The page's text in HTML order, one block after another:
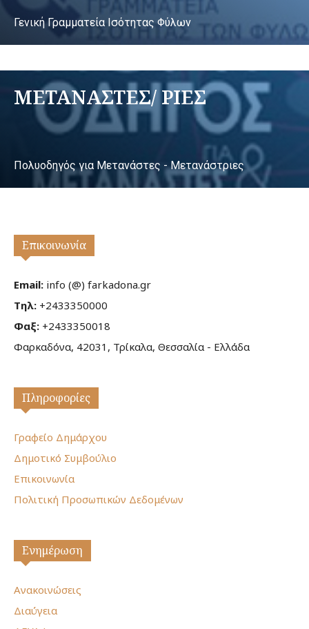
Γενική Γραμματεία Ισότητας Φύλων
ΜΕΤΑΝΑΣΤΕΣ/ ΡΙΕΣ
Πολυοδηγός για Μετανάστες - Μετανάστριες
Επικοινωνία
Email: info (@) farkadona.gr
Τηλ: +2433350000
Φαξ: +2433350018
Φαρκαδόνα, 42031, Τρίκαλα, Θεσσαλία - Ελλάδα
Πληροφορίες
Γραφείο Δημάρχου
Δημοτικό Συμβούλιο
Επικοινωνία
Πολιτική Προσωπικών Δεδομένων
Ενημέρωση
Ανακοινώσεις
Διαύγεια